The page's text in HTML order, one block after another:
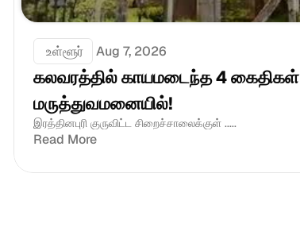
உள்ளூர் Aug 7, 2026
கலவரத்தில் காயமடைந்த 4 கைதிகள்
மருத்துவமனையில்!
இரத்தினபுரி குருவிட்ட சிறைச்சாலைக்குள் .....
Read More